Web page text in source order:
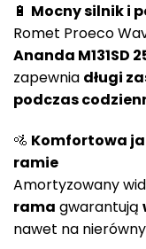
🔋 Mocny silnik i
Romet Proeco
Ananda M131SD
zapewnia długi
podczas
🚵 Komfortowa
ramie
Amortyzowany
rama gwarantują
nawet na